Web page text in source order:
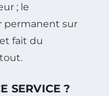
; le
permanent sur
fait du
SERVICE ?